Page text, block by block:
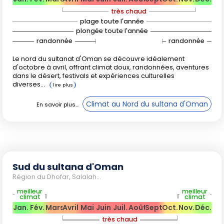
toute la région de Salalah, alors que la plupart du pays
reste aride et très chaud.
Côté nature, le printemps dévoile les vergers en fleurs sur
les hauteurs, tandis que l'automne annonce le retour de
conditions idéales pour les sports nautiques et les balades
dans les wadis. Attention à la chaleur excessive de mai à
septembre dans le nord, peu compatible avec la
L'hiver (janvier-février, décembre) correspond à la haute
montagnes. Les prix des hébergements peuvent être plus
élevés, et il est conseillé de réserver à l'avance. Octobre et
novembre constituent une période intermédiaire avec
très chaud
plage toute l'année
plongée toute l'année
randonnée
randonnée
Le nord du sultanat d'Oman se découvre idéalement
d'octobre à avril, offrant climat doux, randonnées, aventures
dans le désert, festivals et expériences culturelles
diverses...
Climat au Nord du sultana d'Oman
Sud du sultana d'Oman
Région du Dhofar, Salalah...
meilleur
climat
meilleur
climat
Jan. Fév. MarsAvril Mai Juin Juil.AoûtSept.Oct.Nov.Déc.
très chaud